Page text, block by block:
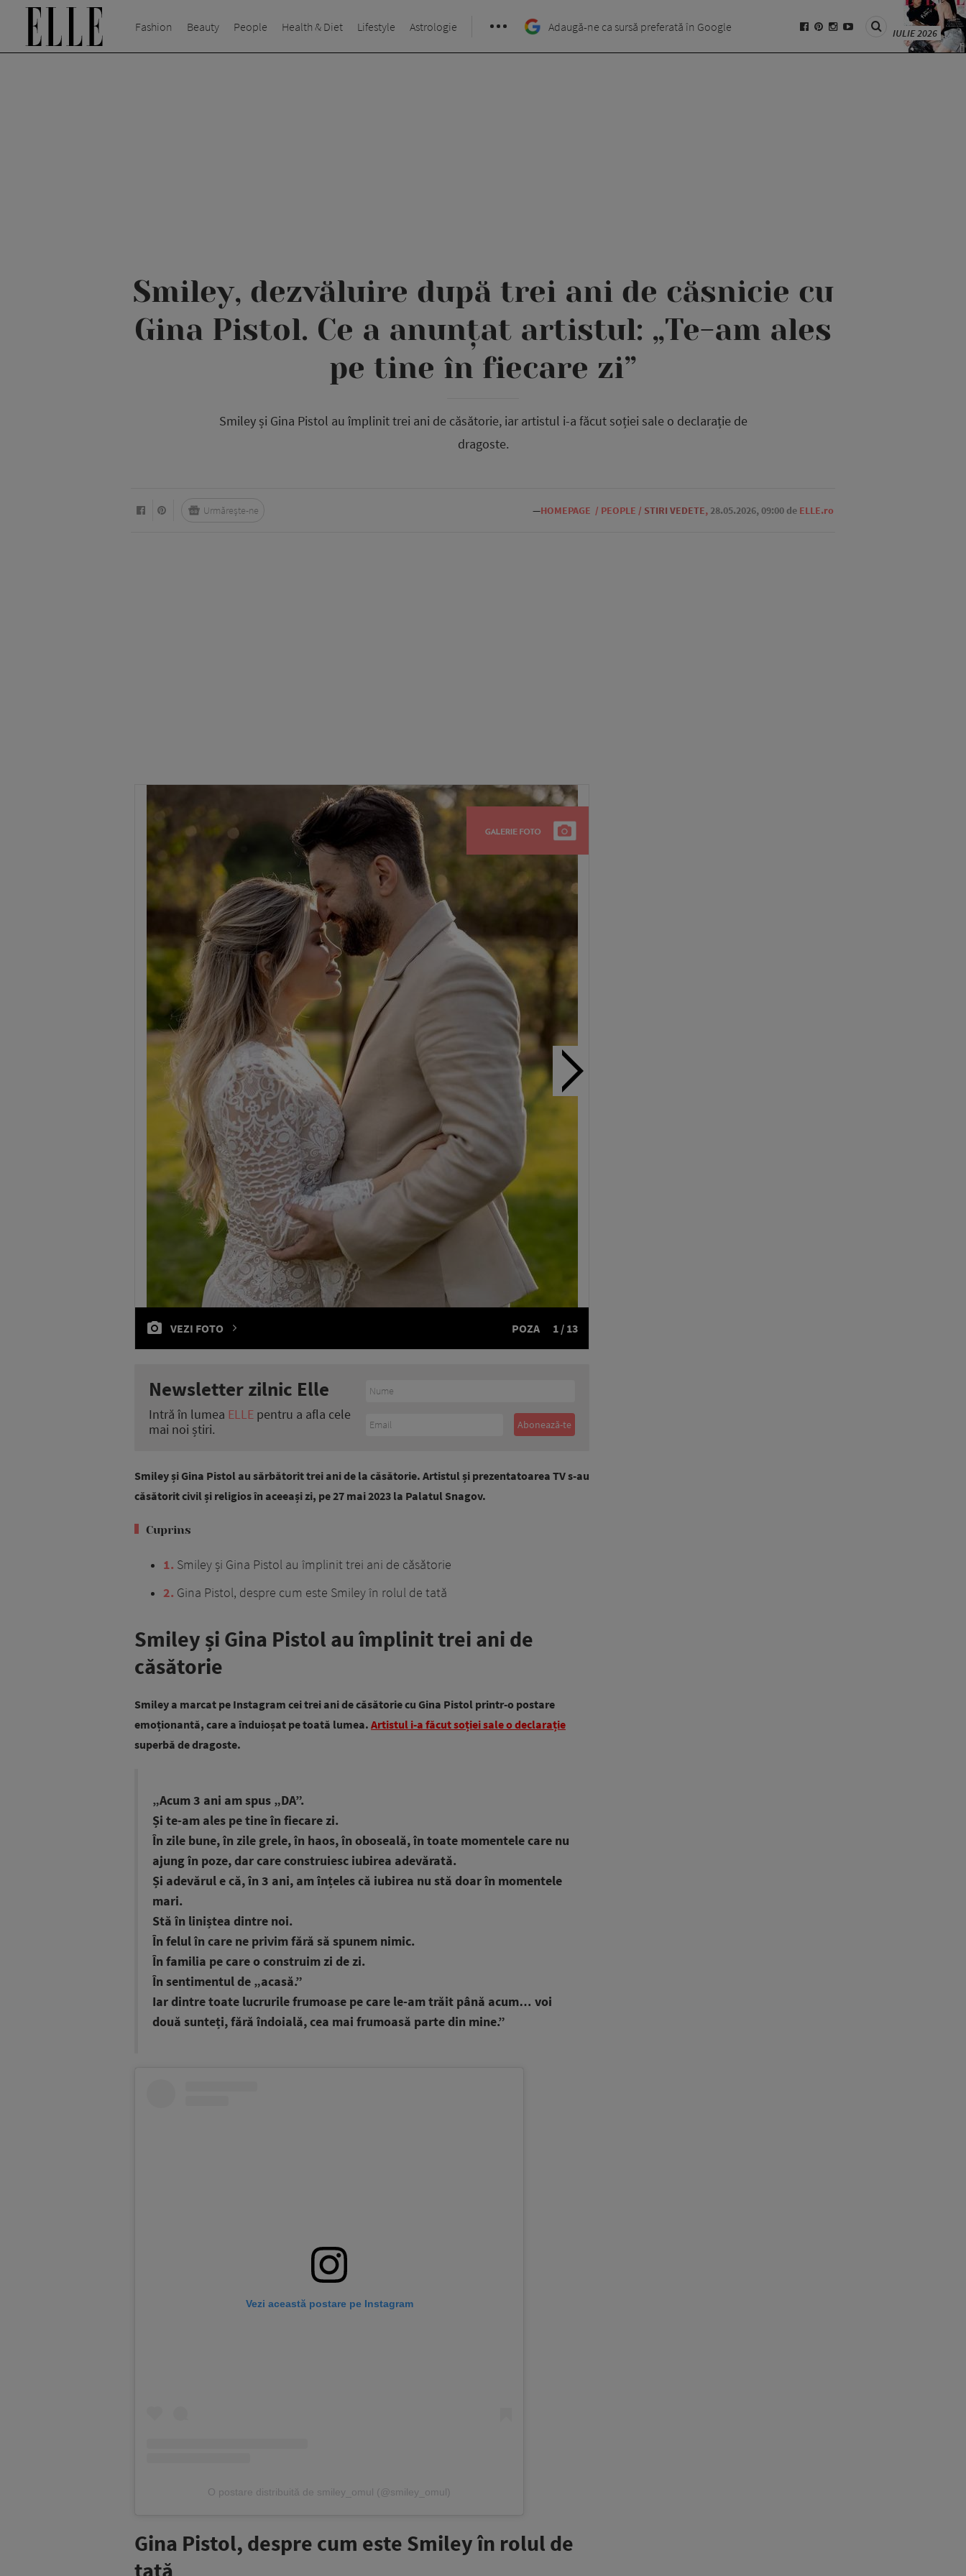
Fashion Beauty People Health & Diet Lifestyle Astrologie Adaugă-ne ca sursă preferată în Google IULIE 2026
Smiley, dezvăluire după trei ani de căsnicie cu
Gina Pistol. Ce a anunțat artistul: „Te-am ales
pe tine în fiecare zi”
Smiley și Gina Pistol au împlinit trei ani de căsătorie, iar artistul i-a făcut soției sale o declarație de
dragoste.
—HOMEPAGE / PEOPLE / STIRI VEDETE, 28.05.2026, 09:00 de ELLE.ro
Urmărește-ne
VEZI FOTO POZA 1 / 13
Newsletter zilnic Elle
Intră în lumea ELLE pentru a afla cele
mai noi știri.
Smiley și Gina Pistol au sărbătorit trei ani de la căsătorie. Artistul și prezentatoarea TV s-au
căsătorit civil și religios în aceeași zi, pe 27 mai 2023 la Palatul Snagov.
Cuprins
1 Smiley și Gina Pistol au împlinit trei ani de căsătorie
2 Gina Pistol, despre cum este Smiley în rolul de tată
Smiley și Gina Pistol au împlinit trei ani de
căsătorie
Smiley a marcat pe Instagram cei trei ani de căsătorie cu Gina Pistol printr-o postare
emoționantă, care a înduioșat pe toată lumea. Artistul i-a făcut soției sale o declarație
superbă de dragoste.
„Acum 3 ani am spus „DA”.
Și te-am ales pe tine în fiecare zi.
În zile bune, în zile grele, în haos, în oboseală, în toate momentele care nu
ajung în poze, dar care construiesc iubirea adevărată.
Și adevărul e că, în 3 ani, am înțeles că iubirea nu stă doar în momentele
mari.
Stă în liniștea dintre noi.
În felul în care ne privim fără să spunem nimic.
În familia pe care o construim zi de zi.
În sentimentul de „acasă.”
Iar dintre toate lucrurile frumoase pe care le-am trăit până acum… voi
două sunteți, fără îndoială, cea mai frumoasă parte din mine.”
Vezi această postare pe Instagram
O postare distribuită de smiley_omul (@smiley_omul)
Gina Pistol, despre cum este Smiley în rolul de
tată